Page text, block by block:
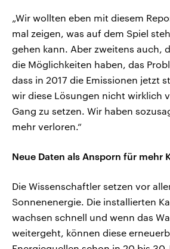
„Wir wollten eben mit diesem
mal zeigen, was auf dem Spiel
gehen kann. Aber zweitens auch,
die Möglichkeiten haben, das
dass in 2017 die Emissionen jetzt
wir diese Lösungen nicht wirklich
Gang zu setzen. Wir haben
mehr verloren.“
Neue Daten als Ansporn für mehr
Die Wissenschaftler setzen vor
Sonnenenergie. Die installierten
wachsen schnell und wenn das
weitergeht, können diese